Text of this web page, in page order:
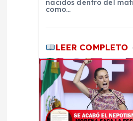
nacidos dentro del
como…
LEER COMPLETO